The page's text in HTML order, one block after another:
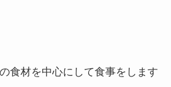
食材を中心にして食事をします